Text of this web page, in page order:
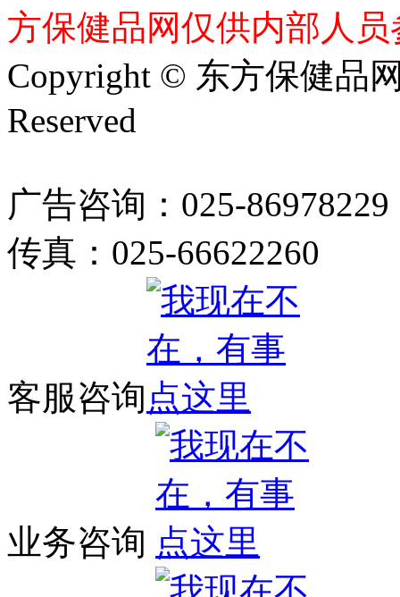
方保健品网仅供内部人
Copyright © 东方保健品
Reserved
广告咨询：025-86978229
传真：025-66622260
客服咨询
业务咨询